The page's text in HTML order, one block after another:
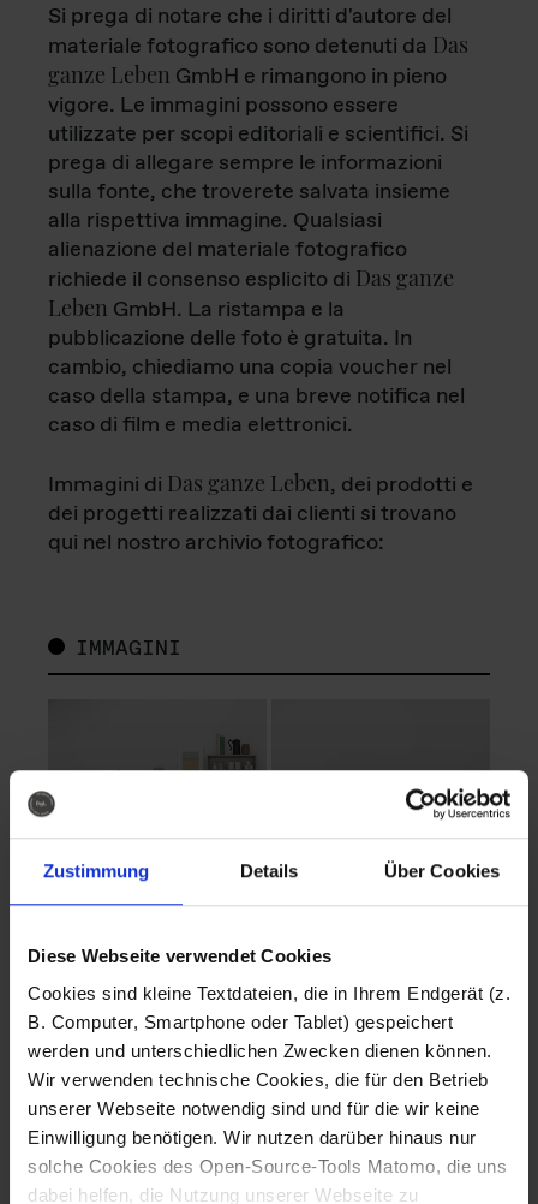
Zustimmung Details Über Cookies
Diese Webseite verwendet Cookies
Cookies sind kleine Textdateien, die in Ihrem Endgerät (z.
B. Computer, Smartphone oder Tablet) gespeichert
werden und unterschiedlichen Zwecken dienen können.
Wir verwenden technische Cookies, die für den Betrieb
unserer Webseite notwendig sind und für die wir keine
Einwilligung benötigen. Wir nutzen darüber hinaus nur
solche Cookies des Open-Source-Tools Matomo, die uns
dabei helfen, die Nutzung unserer Webseite zu
Si prega di notare che i diritti d'autore del
materiale fotografico sono detenuti da Das
ganze Leben GmbH e rimangono in pieno
vigore. Le immagini possono essere
utilizzate per scopi editoriali e scientifici. Si
prega di allegare sempre le informazioni
sulla fonte, che troverete salvata insieme
alla rispettiva immagine. Qualsiasi
alienazione del materiale fotografico
richiede il consenso esplicito di Das ganze
Leben GmbH. La ristampa e la
pubblicazione delle foto è gratuita. In
cambio, chiediamo una copia voucher nel
caso della stampa, e una breve notifica nel
caso di film e media elettronici.
Immagini di Das ganze Leben, dei prodotti e
dei progetti realizzati dai clienti si trovano
qui nel nostro archivio fotografico:
IMMAGINI
Fotografo: Lorenz
Sternbach
Download
Fotografo: Lorenz
Sternbach
Download